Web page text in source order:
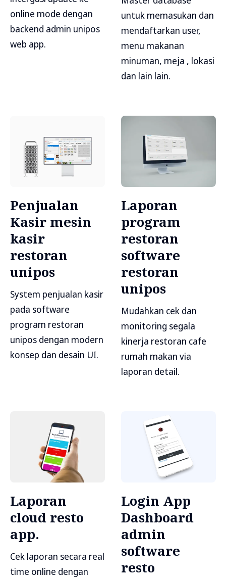
online mode dengan
backend admin unipos
web app.
untuk memasukan dan
mendaftarkan user,
menu makanan
minuman, meja , lokasi
dan lain lain.
Penjualan
Kasir mesin
kasir
restoran
unipos
System penjualan kasir
pada software
program restoran
unipos dengan modern
konsep dan desain UI.
Laporan
program
restoran
software
restoran
unipos
Mudahkan cek dan
monitoring segala
kinerja restoran cafe
rumah makan via
laporan detail.
Laporan
cloud resto
app.
Cek laporan secara real
time online dengan
Login App
Dashboard
admin
software
resto